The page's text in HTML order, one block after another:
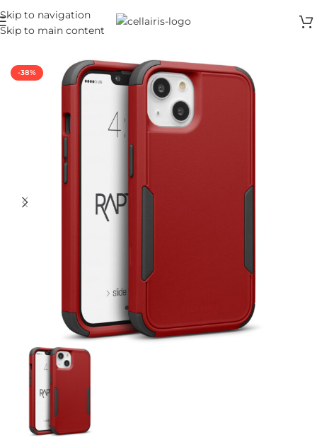
Skip to navigation
Skip to main content
Inicio/Case/iPhone 13
-38%